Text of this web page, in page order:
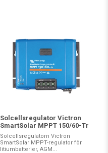
Solcellsregulator Victron
SmartSolar MPPT 150/60-Tr
Solcellsregulatorn Victron
SmartSolar MPPT-regulator för
litiumbatterier, AGM...